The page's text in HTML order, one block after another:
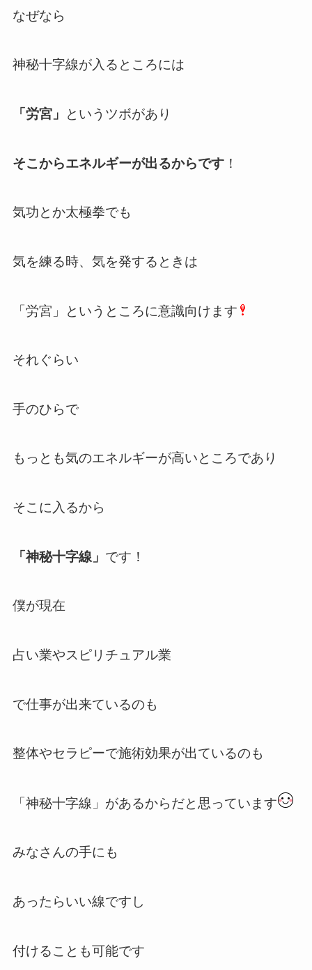
なぜなら
神秘十字線が入るところには
「労宮」 というツボがあり
そこからエネルギーが出るからです！
気功とか太極拳でも
気を練る時、気を発するときは
「労宮」というところに意識向けます
それぐらい
手のひらで
もっとも気のエネルギーが高いところであり
そこに入るから
「神秘十字線」 です！
僕が現在
占い業やスピリチュアル業
で仕事が出来ているのも
整体やセラピーで施術効果が出ているのも
「神秘十字線」があるからだと思っています
みなさんの手にも
あったらいい線ですし
付けることも可能です